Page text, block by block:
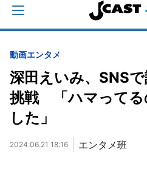
動画エンタメ
深田えいみ、SNS
挑戦 「ハマってる
した」
2024.06.21 18:16 エンタメ班